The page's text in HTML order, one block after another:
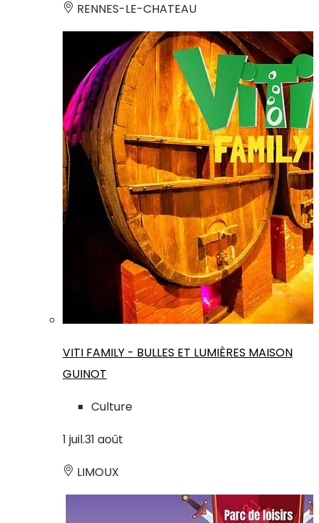
RENNES-LE-CHATEAU
VITI FAMILY - BULLES ET LUMIÈRES MAISON
GUINOT
Culture
1 juil.31 août
LIMOUX